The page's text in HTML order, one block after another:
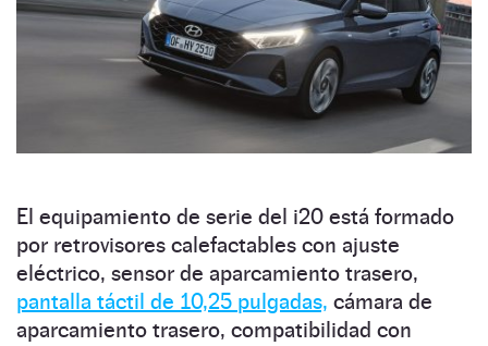
El equipamiento de serie del i20 está formado
por retrovisores calefactables con ajuste
eléctrico, sensor de aparcamiento trasero,
pantalla táctil de 10,25 pulgadas, cámara de
aparcamiento trasero, compatibilidad con